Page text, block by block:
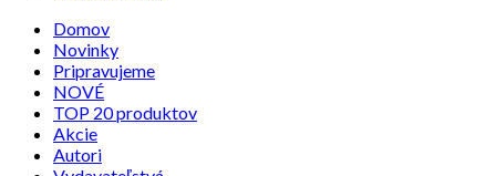
Domov
Novinky
Pripravujeme
NOVÉ
TOP 20 produktov
Akcie
Autori